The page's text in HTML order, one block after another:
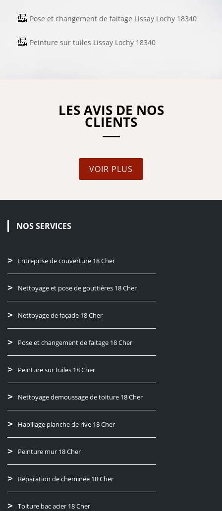
Pose et changement de faitage Lissay Lochy 18340
Peinture sur tuiles Lissay Lochy 18340
LES AVIS DE NOS
CLIENTS
VOIR PLUS
NOS SERVICES
Entreprise de couverture 18 Cher
Nettoyage et pose de gouttières 18 Cher
Nettoyage de façade 18 Cher
Pose et changement de faitage 18 Cher
Peinture sur tuiles 18 Cher
Nettoyage demoussage de toiture 18 Cher
Habillage planche de rive 18 Cher
Peinture mur 18 Cher
Réparation de cheminée 18 Cher
Toiture bac acier 18 Cher